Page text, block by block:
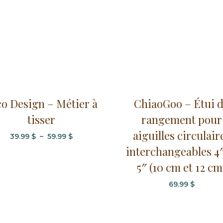
Design – Métier à
tisser
39.99 $ – 59.99 $Plage
ChiaoGoo – Étui
rangement pour
aiguilles
interchangeables
5″ (10 cm et 12
69.99 $